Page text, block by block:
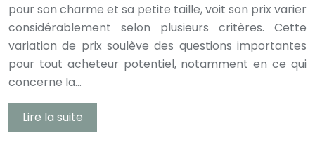
pour son charme et sa petite taille, voit son prix varier
considérablement selon plusieurs critères. Cette
variation de prix soulève des questions importantes
pour tout acheteur potentiel, notamment en ce qui
concerne la…
Lire la suite